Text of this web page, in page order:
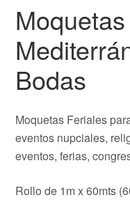
Bodas
Moquetas Feriales
eventos nupciales,
eventos, ferias,
Rollo de 1m x 60mts